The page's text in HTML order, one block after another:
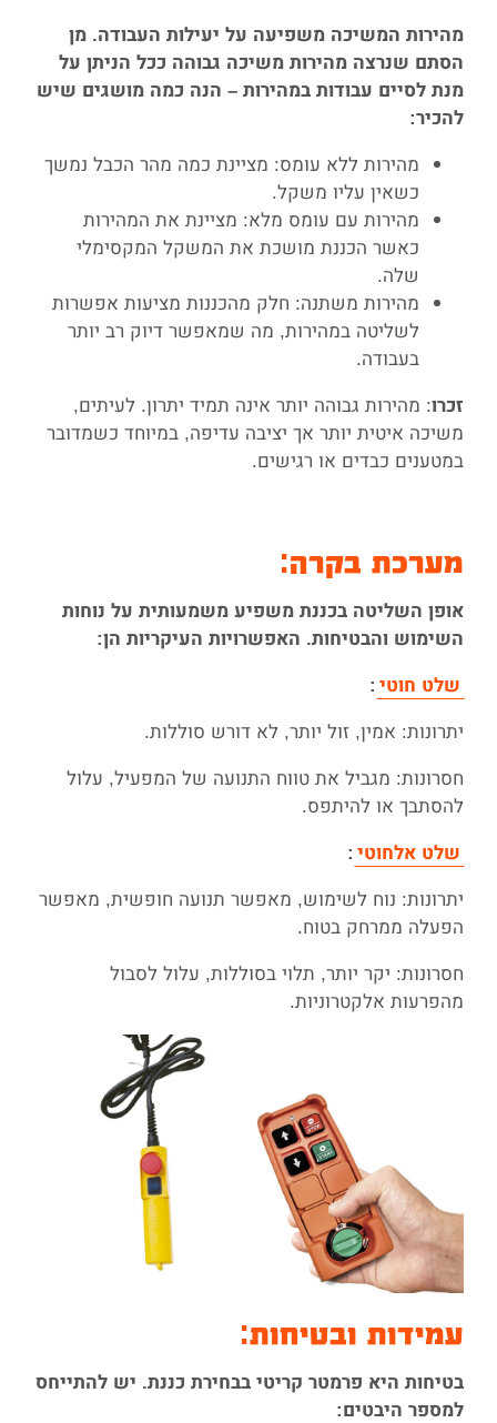
מהירות המשיכה משפיעה על יעילות העבודה. מן
הסתם שנרצה מהירות משיכה גבוהה ככל הניתן על
מנת לסיים עבודות במהירות – הנה כמה מושגים שיש
להכיר:
מהירות ללא עומס: מציינת כמה מהר הכבל נמשך
כשאין עליו משקל.
מהירות עם עומס מלא: מציינת את המהירות
כאשר הכננת מושכת את המשקל המקסימלי
שלה.
מהירות משתנה: חלק מהכננות מציעות אפשרות
לשליטה במהירות, מה שמאפשר דיוק רב יותר
בעבודה.
זכרו: מהירות גבוהה יותר אינה תמיד יתרון. לעיתים,
משיכה איטית יותר אך יציבה עדיפה, במיוחד כשמדובר
במטענים כבדים או רגישים.
מערכת בקרה:
אופן השליטה בכננת משפיע משמעותית על נוחות
השימוש והבטיחות. האפשרויות העיקריות הן:
שלט חוטי :
יתרונות: אמין, זול יותר, לא דורש סוללות.
חסרונות: מגביל את טווח התנועה של המפעיל, עלול
להסתבך או להיתפס.
שלט אלחוטי :
יתרונות: נוח לשימוש, מאפשר תנועה חופשית, מאפשר
הפעלה ממרחק בטוח.
חסרונות: יקר יותר, תלוי בסוללות, עלול לסבול
מהפרעות אלקטרוניות.
עמידות ובטיחות:
בטיחות היא פרמטר קריטי בבחירת כננת. יש להתייחס
למספר היבטים: